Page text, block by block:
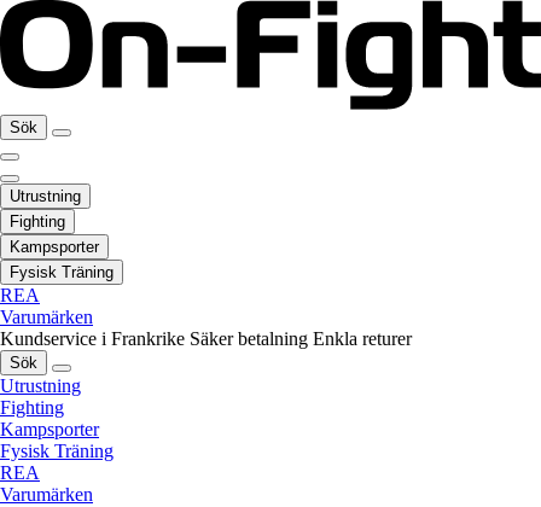
Sök
Utrustning
Fighting
Kampsporter
Fysisk Träning
REA
Varumärken
Kundservice i Frankrike Säker betalning Enkla returer
Sök
Utrustning
Fighting
Kampsporter
Fysisk Träning
REA
Varumärken